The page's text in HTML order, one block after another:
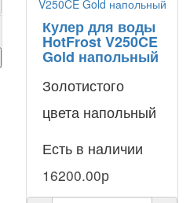
Кулер для воды
HotFrost V250CE
Gold напольный
Золотистого
цвета напольный
HotFrost V250CE
Есть в наличии
16200.00р